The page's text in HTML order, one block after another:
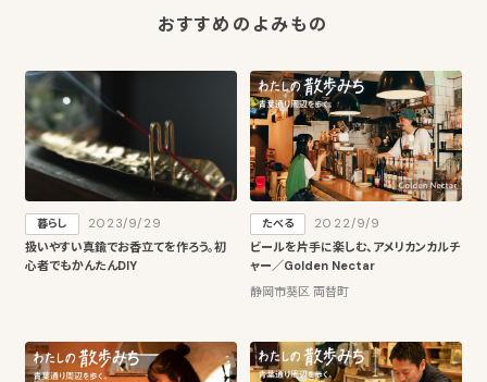
おすすめのよみもの
暮らし
2023/9/29
扱いやすい真鍮でお香立てを作ろう。初
心者でもかんたんDIY
たべる
2022/9/9
ビールを片手に楽しむ、アメリカンカルチ
ャー／Golden Nectar
静岡市葵区 両替町